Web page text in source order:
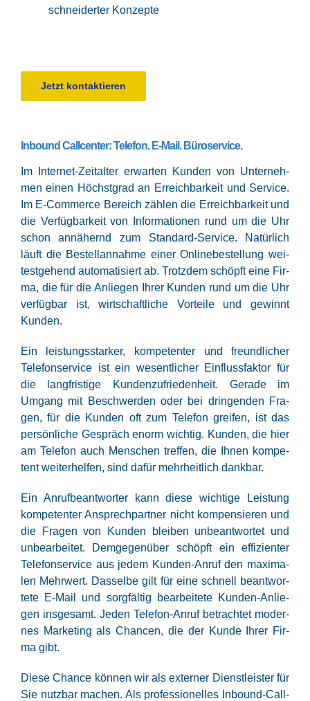
schnei­der­ter Konzepte
Jetzt kon­tak­tie­ren
Inbound Callcenter: Telefon. E‑Mail. Büroservice.
Im Inter­net-Zeit­al­ter erwar­ten Kun­den von Unter­neh­
men einen Höchst­grad an Erreich­bar­keit und Ser­vice.
Im E‑Commerce Bereich zäh­len die Erreich­bar­keit und
die Ver­füg­bar­keit von Infor­ma­tio­nen rund um die Uhr
schon annä­hernd zum Stan­dard-Ser­vice. Natür­lich
läuft die Bestell­an­nah­me einer Online­be­stel­lung wei­
test­ge­hend auto­ma­ti­siert ab. Trotz­dem schöpft eine Fir­
ma, die für die Anlie­gen Ihrer Kun­den rund um die Uhr
ver­füg­bar ist, wirt­schaft­li­che Vor­tei­le und gewinnt
Kunden.
Ein leis­tungs­star­ker, kom­pe­ten­ter und freund­li­cher
Tele­fon­ser­vice ist ein wesent­li­cher Ein­fluss­fak­tor für
die lang­fris­ti­ge Kun­den­zu­frie­den­heit. Gera­de im
Umgang mit Beschwer­den oder bei drin­gen­den Fra­
gen, für die Kun­den oft zum Tele­fon grei­fen, ist das
per­sön­li­che Gespräch enorm wich­tig. Kun­den, die hier
am Tele­fon auch Men­schen tref­fen, die Ihnen kom­pe­
tent wei­ter­hel­fen, sind dafür mehr­heit­lich dankbar.
Ein Anruf­be­ant­wor­ter kann die­se wich­ti­ge Leis­tung
kom­pe­ten­ter Ansprech­part­ner nicht kom­pen­sie­ren und
die Fra­gen von Kun­den blei­ben unbe­ant­wor­tet und
unbe­ar­bei­tet. Dem­ge­gen­über schöpft ein effi­zi­en­ter
Tele­fon­ser­vice aus jedem Kun­den-Anruf den maxi­ma­
len Mehr­wert. Das­sel­be gilt für eine schnell beant­wor­
te­te E‑Mail und sorg­fäl­tig bear­bei­te­te Kun­den-Anlie­
gen ins­ge­samt. Jeden Tele­fon-Anruf betrach­tet moder­
nes Mar­ke­ting als Chan­cen, die der Kun­de Ihrer Fir­
ma gibt.
Die­se Chan­ce kön­nen wir als exter­ner Dienst­leis­ter für
Sie nutz­bar machen. Als pro­fes­sio­nel­les Inbound-Call­